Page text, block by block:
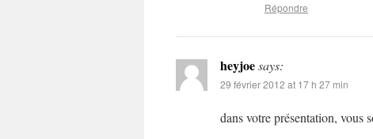
Répondre
heyjoesays:
29 février 2012 at 17 h 27 min
dans votre présentation,